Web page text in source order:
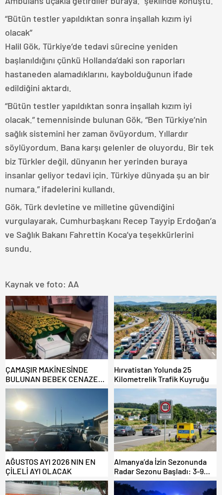
“Bütün testler yapıldıktan sonra inşallah kızım iyi
olacak”
Halil Gök, Türkiye’de tedavi sürecine yeniden
başlanıldığını çünkü Hollanda’daki son raporları
hastaneden alamadıklarını, kaybolduğunun ifade
edildiğini aktardı.
“Bütün testler yapıldıktan sonra inşallah kızım iyi
olacak.” temennisinde bulunan Gök, “Ben Türkiye’nin
sağlık sistemini her zaman övüyordum. Yıllardır
söylüyordum. Bana karşı gelenler de oluyordu. Bir tek
biz Türkler değil, dünyanın her yerinden buraya
insanlar geliyor tedavi için. Türkiye dünyada şu an bir
numara.” ifadelerini kullandı.
Gök, Türk devletine ve milletine güvendiğini
vurgulayarak, Cumhurbaşkanı Recep Tayyip Erdoğan’a
ve Sağlık Bakanı Fahrettin Koca’ya teşekkürlerini
sundu.
Kaynak ve foto: AA
ÇAMAŞIR MAKİNESİNDE
BULUNAN BEBEK CENAZESİ
ŞOK ETTİ
Hırvatistan Yolunda 25
Kilometrelik Trafik Kuyruğu
AĞUSTOS AYI 2026 NIN EN
ÇİLELİ AYI OLACAK
Almanya’da İzin Sezonunda
Radar Sezonu Başladı: 3-9
Ağustos’ta Radar Hız
Denetimi Yapılacak!